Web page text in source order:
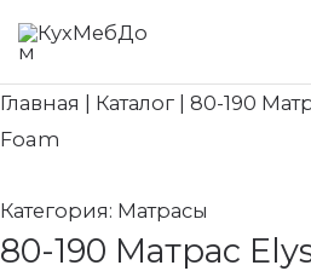
Перейти
содержимому
Главная Каталог
80-190
Foam
Категория: Матрасы
80-190 Матрас
Первоначальная
составляла
68
Search...